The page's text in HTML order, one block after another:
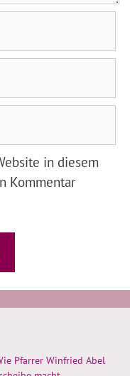
in diesem
Kommentar
Pfarrer Winfried Abel